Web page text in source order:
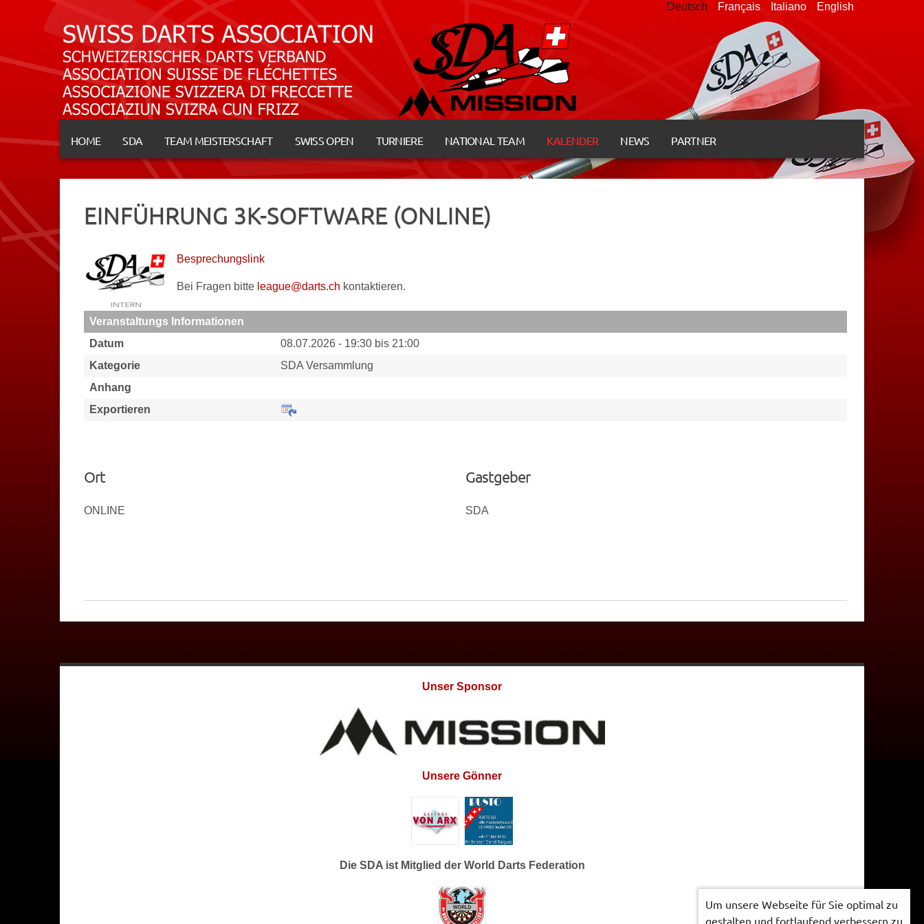
Deutsch Français Italiano English
HOME SDA TEAM MEISTERSCHAFT SWISS OPEN TURNIERE NATIONAL TEAM KALENDER NEWS PARTNER
EINFÜHRUNG 3K-SOFTWARE (ONLINE)
Besprechungslink
Bei Fragen bitte league@darts.ch kontaktieren.
Veranstaltungs Informationen
Datum
08.07.2026 - 19:30 bis 21:00
Kategorie
SDA Versammlung
Anhang
Exportieren
Ort
ONLINE
Gastgeber
SDA
Unser Sponsor
Unsere Gönner
Die SDA ist Mitglied der World Darts Federation
Um unsere Webseite für Sie optimal zu
gestalten und fortlaufend verbessern zu